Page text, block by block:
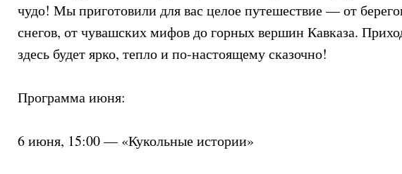
чудо! Мы приготовили для вас целое путешествие — от
снегов, от чувашских мифов до горных вершин Кавказа.
здесь будет ярко, тепло и по-настоящему сказочно!
Программа июня:
6 июня, 15:00 — «Кукольные истории»